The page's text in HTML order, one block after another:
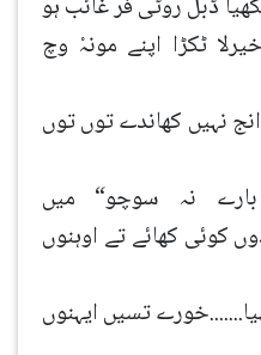
ٹکڑا اپنے مونہْ وچ
نہیں کھاندے توں توں
بارے نہ سوچو“ میں
کوئی کھائے تے اوہنوں
تسیں ایہنوں